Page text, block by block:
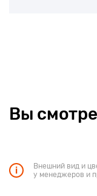
Вы
Внешний вид и
у менеджеров и